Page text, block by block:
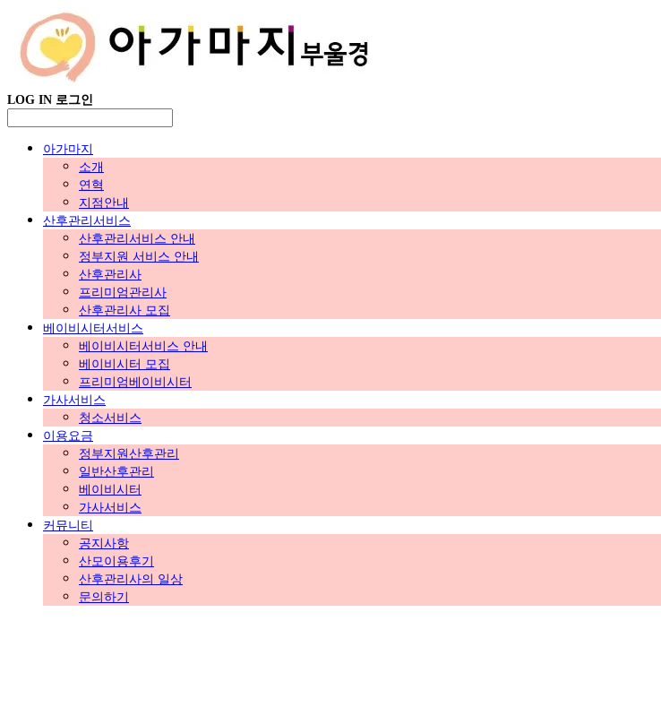
LOG IN 로그인
아가마지
소개
연혁
지점안내
산후관리서비스
산후관리서비스 안내
정부지원 서비스 안내
산후관리사
프리미엄관리사
산후관리사 모집
베이비시터서비스
베이비시터서비스 안내
베이비시터 모집
프리미엄베이비시터
가사서비스
청소서비스
이용요금
정부지원산후관리
일반산후관리
베이비시터
가사서비스
커뮤니티
공지사항
산모이용후기
산후관리사의 일상
문의하기